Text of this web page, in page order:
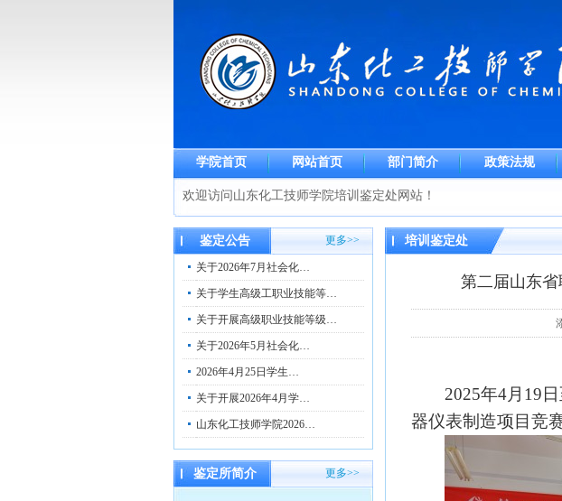
学院首页 网站首页 部门简介 政策法规
欢迎访问山东化工技师学院培训鉴定处网站！
鉴定公告 更多>>
关于2026年7月社会化…
关于学生高级工职业技能等…
关于开展高级职业技能等级…
关于2026年5月社会化…
2026年4月25日学生…
关于开展2026年4月学…
山东化工技师学院2026…
鉴定所简介 更多>>
培训鉴定处
第二届山东
2025年4月19
器仪表制造项目竞